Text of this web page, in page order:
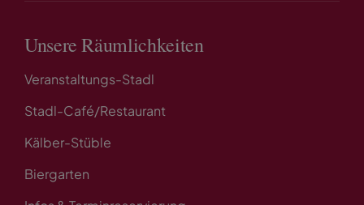
Unsere Räumlichkeiten
Veranstaltungs-Stadl
Stadl-Café/Restaurant
Kälber-Stüble
Biergarten